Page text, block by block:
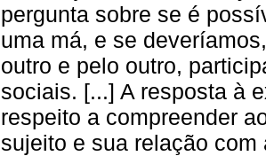
pergunta sobre se é
uma má, e se
outro e pelo outro,
sociais. [...] A resposta à
respeito a compreender
sujeito e sua relação